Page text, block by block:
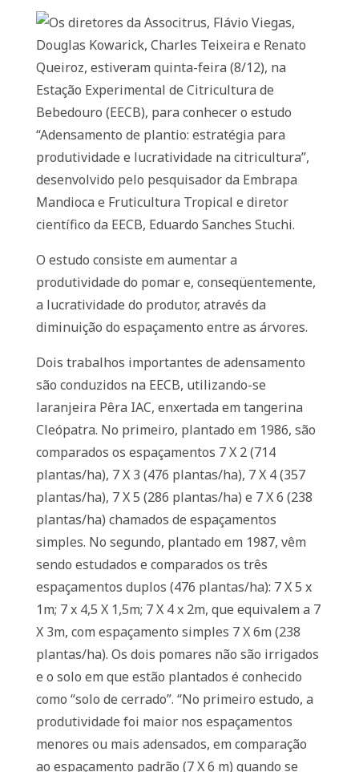
Os diretores da Associtrus, Flávio Viegas,
Douglas Kowarick, Charles Teixeira e Renato
Queiroz, estiveram quinta-feira (8/12), na
Estação Experimental de Citricultura de
Bebedouro (EECB), para conhecer o estudo
“Adensamento de plantio: estratégia para
produtividade e lucratividade na citricultura”,
desenvolvido pelo pesquisador da Embrapa
Mandioca e Fruticultura Tropical e diretor
científico da EECB, Eduardo Sanches Stuchi.
O estudo consiste em aumentar a
produtividade do pomar e, conseqüentemente,
a lucratividade do produtor, através da
diminuição do espaçamento entre as árvores.
Dois trabalhos importantes de adensamento
são conduzidos na EECB, utilizando-se
laranjeira Pêra IAC, enxertada em tangerina
Cleópatra. No primeiro, plantado em 1986, são
comparados os espaçamentos 7 X 2 (714
plantas/ha), 7 X 3 (476 plantas/ha), 7 X 4 (357
plantas/ha), 7 X 5 (286 plantas/ha) e 7 X 6 (238
plantas/ha) chamados de espaçamentos
simples. No segundo, plantado em 1987, vêm
sendo estudados e comparados os três
espaçamentos duplos (476 plantas/ha): 7 X 5 x
1m; 7 x 4,5 X 1,5m; 7 X 4 x 2m, que equivalem a 7
X 3m, com espaçamento simples 7 X 6m (238
plantas/ha). Os dois pomares não são irrigados
e o solo em que estão plantados é conhecido
como “solo de cerrado”. “No primeiro estudo, a
produtividade foi maior nos espaçamentos
menores ou mais adensados, em comparação
ao espaçamento padrão (7 X 6 m) quando se